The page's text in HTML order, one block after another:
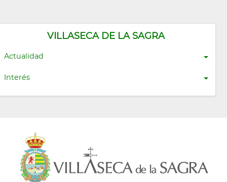
VILLASECA DE LA SAGRA
Actualidad
Interés